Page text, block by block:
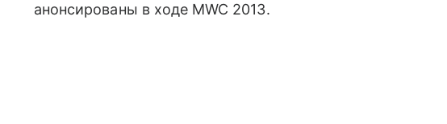
анонсированы в ходе MWC 2013.